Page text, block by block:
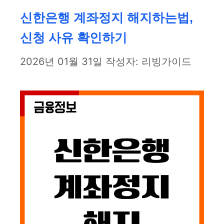
리
신한은행 계좌정지 해지하는법,
신청 사유 확인하기
2026년 01월 31일 작성자: 리빙가이드